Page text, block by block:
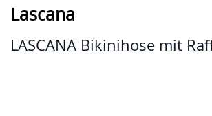
Lascana
LASCANA Bikinihose mit